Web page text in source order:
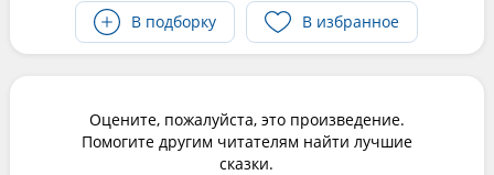
В подборку
В избранное
Оцените, пожалуйста, это произведение.
Помогите другим читателям найти лучшие
сказки.